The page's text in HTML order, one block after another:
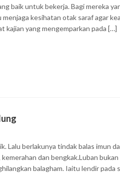
baik untuk bekerja. Bagi mereka
kesihatan otak saraf agar
kajian yang mengemparkan pada […]
Lalu berlakunya tindak balas imun
dan bengkak.Luban
balagham. Iaitu lendir pada